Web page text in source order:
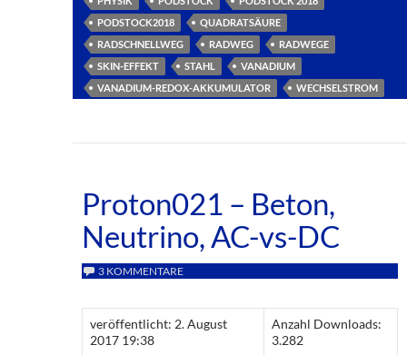
PODSTOCK2018
QUADRATSÄURE
RADSCHNELLWEG
RADWEG
RADWEGE
SKIN-EFFEKT
STAHL
VANADIUM
VANADIUM-REDOX-AKKUMULATOR
WECHSELSTROM
Proton021 – Beton,
Neutrino, AC-vs-DC
3 KOMMENTARE
veröffentlicht: 2. August
2017 19:38
Anzahl Downloads:
3.282